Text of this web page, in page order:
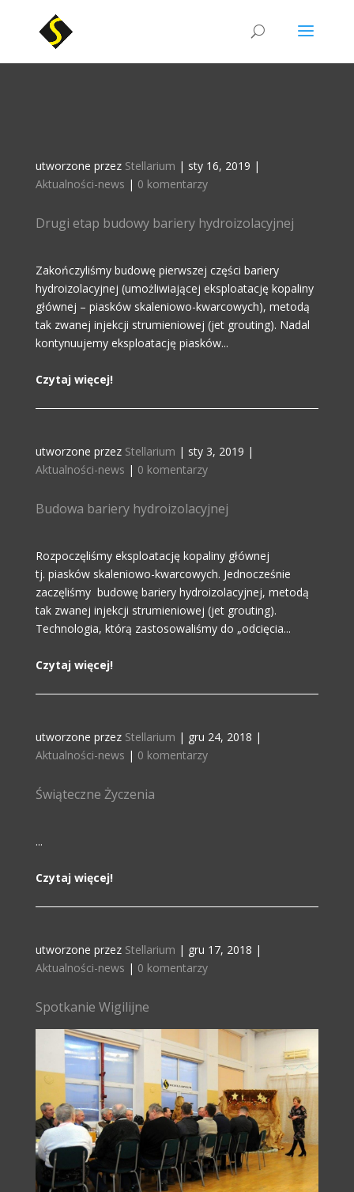
utworzone przez Stellarium | sty 16, 2019 |
Aktualności-news | 0 komentarzy
Drugi etap budowy bariery hydroizolacyjnej
Zakończyliśmy budowę pierwszej części bariery
hydroizolacyjnej (umożliwiającej eksploatację kopaliny
głównej – piasków skaleniowo-kwarcowych), metodą
tak zwanej injekcji strumieniowej (jet grouting). Nadal
kontynuujemy eksploatację piasków...
Czytaj więcej!
utworzone przez Stellarium | sty 3, 2019 |
Aktualności-news | 0 komentarzy
Budowa bariery hydroizolacyjnej
Rozpoczęliśmy eksploatację kopaliny głównej
tj. piasków skaleniowo-kwarcowych. Jednocześnie
zaczęliśmy budowę bariery hydroizolacyjnej, metodą
tak zwanej injekcji strumieniowej (jet grouting).
Technologia, którą zastosowaliśmy do „odcięcia...
Czytaj więcej!
utworzone przez Stellarium | gru 24, 2018 |
Aktualności-news | 0 komentarzy
Świąteczne Życzenia
...
Czytaj więcej!
utworzone przez Stellarium | gru 17, 2018 |
Aktualności-news | 0 komentarzy
Spotkanie Wigilijne